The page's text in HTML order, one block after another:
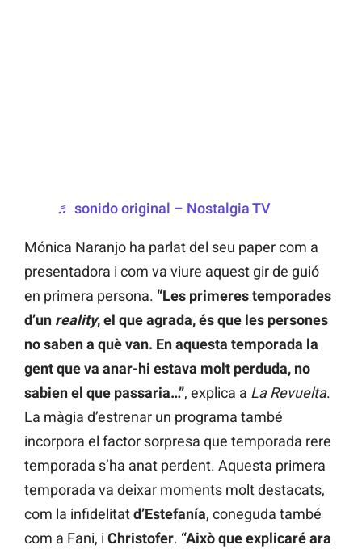
♬ sonido original – Nostalgia TV
Mónica Naranjo ha parlat del seu paper com a
presentadora i com va viure aquest gir de guió
en primera persona. “Les primeres temporades
d’un reality, el que agrada, és que les persones
no saben a què van. En aquesta temporada la
gent que va anar-hi estava molt perduda, no
sabien el que passaria…”, explica a La Revuelta.
La màgia d’estrenar un programa també
incorpora el factor sorpresa que temporada rere
temporada s’ha anat perdent. Aquesta primera
temporada va deixar moments molt destacats,
com la infidelitatd’Estefanía, coneguda també
com a Fani, i Christofer. “Això que explicaré ara